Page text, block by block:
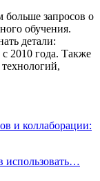
больше запросов о
обучения.
детали:
2010 года. Также
и коллаборации:
использовать…